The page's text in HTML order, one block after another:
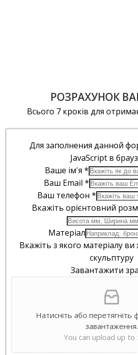
РОЗРАХУНОК
Всього 7 кроків для
Для заполнения данной
JavaScript в
Ваше ім'я *
Ваш Email *
Ваш телефон *
Вкажіть орієнтовний
Матеріал
Вкажіть з якого матеріалу
скульптуру
Завантажити
Натисніть або
завантаження.
You can upload up to